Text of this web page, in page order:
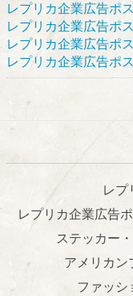
レプリカ企業広告ポ
レプリカ企業広告ポ
レプリカ企業広告ポ
レプリカ企業広告ポ
レプ
レプリカ企業広告
ステッカー
アメリカン
ファッシ